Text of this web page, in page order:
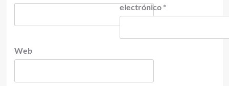
electrónico *
Web